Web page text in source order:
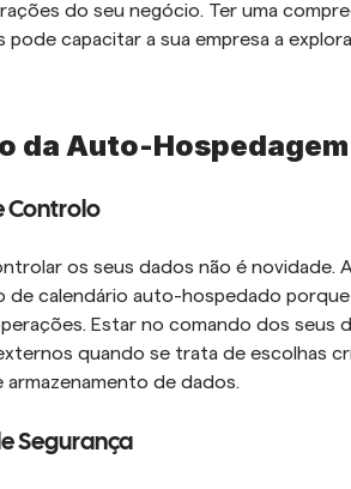
do seu negócio. Ter uma
pode capacitar a sua empresa a
da Auto-Hospedagem
Controlo
os seus dados não é novidade.
de calendário auto-hospedado
Estar no comando dos seus
quando se trata de escolhas
de dados.
Segurança